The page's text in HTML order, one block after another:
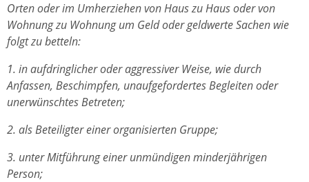
Orten oder im Umherziehen von Haus zu Haus oder von
Wohnung zu Wohnung um Geld oder geldwerte Sachen wie
folgt zu betteln:
1. in aufdringlicher oder aggressiver Weise, wie durch
Anfassen, Beschimpfen, unaufgefordertes Begleiten oder
unerwünschtes Betreten;
2. als Beteiligter einer organisierten Gruppe;
3. unter Mitführung einer unmündigen minderjährigen
Person;